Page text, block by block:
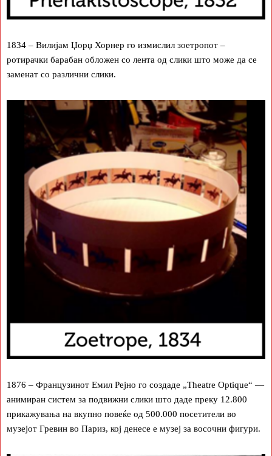
1834 – Вилијам Џорџ Хорнер го измислил зоетропот –
ротирачки барабан обложен со лента од слики што може да се
заменат со различни слики.
1876 ​​– Французинот Емил Рејно го создаде „Theatre Optique“ —
анимиран систем за подвижни слики што даде преку 12.800
прикажувања на вкупно повеќе од 500.000 посетители во
музејот Гревин во Париз, кој денесе е музеј за восочни фигури.